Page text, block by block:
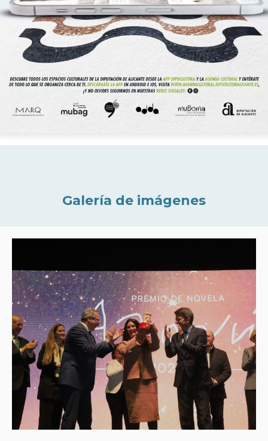
Galería de imágenes